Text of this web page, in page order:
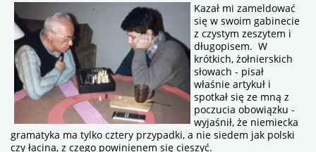
Kazał mi zameldować
się w swoim gabinecie
z czystym zeszytem i
długopisem. W
krótkich, żołnierskich
słowach - pisał
właśnie artykuł i
spotkał się ze mną z
poczucia obowiązku -
wyjaśnił, że niemiecka
gramatyka ma tylko cztery przypadki, a nie siedem jak polski
czy łacina, z czego powinienem się cieszyć.